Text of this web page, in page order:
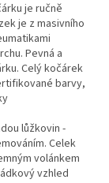
je ručně
je z masivního
Pevná a
Celý kočárek
barvy,
lůžkovin -
Celek
volánkem
vzhled